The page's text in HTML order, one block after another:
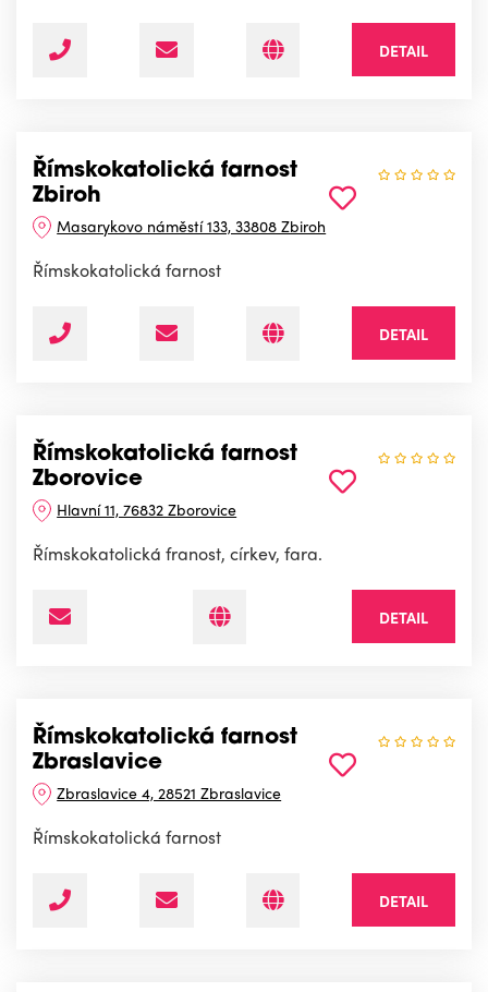
DETAIL
Římskokatolická farnost
Zbiroh
Masarykovo náměstí 133, 33808 Zbiroh
Římskokatolická farnost
DETAIL
Římskokatolická farnost
Zborovice
Hlavní 11, 76832 Zborovice
Římskokatolická franost, církev, fara.
DETAIL
Římskokatolická farnost
Zbraslavice
Zbraslavice 4, 28521 Zbraslavice
Římskokatolická farnost
DETAIL